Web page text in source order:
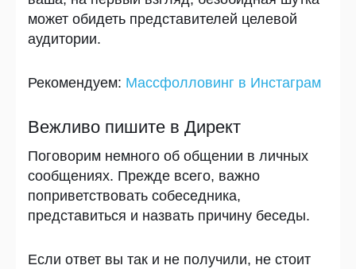
может обидеть представителей целевой
аудитории.
Рекомендуем: Массфолловинг в Инстаграм
Вежливо пишите в Директ
Поговорим немного об общении в личных
сообщениях. Прежде всего, важно
поприветствовать собеседника,
представиться и назвать причину беседы.
Если ответ вы так и не получили, не стоит